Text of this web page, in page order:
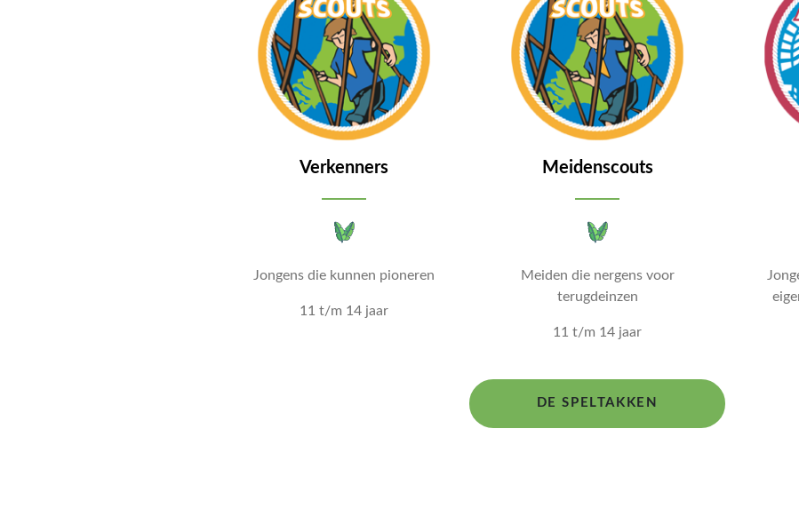
Verkenners
Jongens die kunnen pioneren
11 t/m 14 jaar
Meidenscouts
Meiden die nergens voor
terugdeinzen
11 t/m 14 jaar
DE SPELTAKKEN